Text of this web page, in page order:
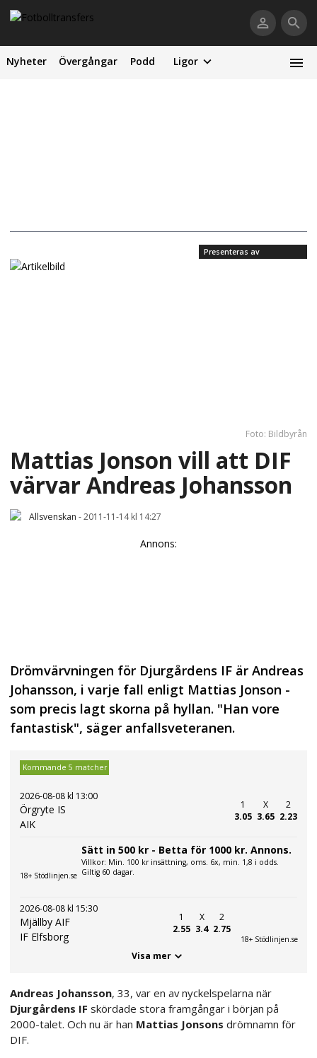
Nyheter Övergångar Podd Ligor
Presenteras av
Foto: Bildbyrån
Mattias Jonson vill att DIF
värvar Andreas Johansson
Allsvenskan -2011-11-14 kl 14:27
Annons:
Drömvärvningen för Djurgårdens IF är Andreas
Johansson, i varje fall enligt Mattias Jonson -
som precis lagt skorna på hyllan. "Han vore
fantastisk", säger anfallsveteranen.
Kommande 5 matcher
2026-08-08 kl 13:00
Örgryte IS
AIK
1
3.05
X
3.65
2
2.23
18+ Stödlinjen.se
Sätt in 500 kr - Betta för 1000 kr. Annons.
Villkor: Min. 100 kr insättning, oms. 6x, min. 1,8 i odds.
Giltig 60 dagar.
2026-08-08 kl 15:30
Mjällby AIF
IF Elfsborg
1
2.55
X
3.4
2
2.75
18+ Stödlinjen.se
Visa mer
Andreas Johansson, 33, var en av nyckelspelarna när
Djurgårdens IF skördade stora framgångar i början på
2000-talet. Och nu är han Mattias Jonsons drömnamn för
DIF.